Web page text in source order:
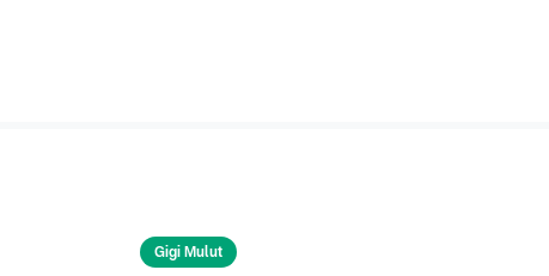
Gigi Mulut